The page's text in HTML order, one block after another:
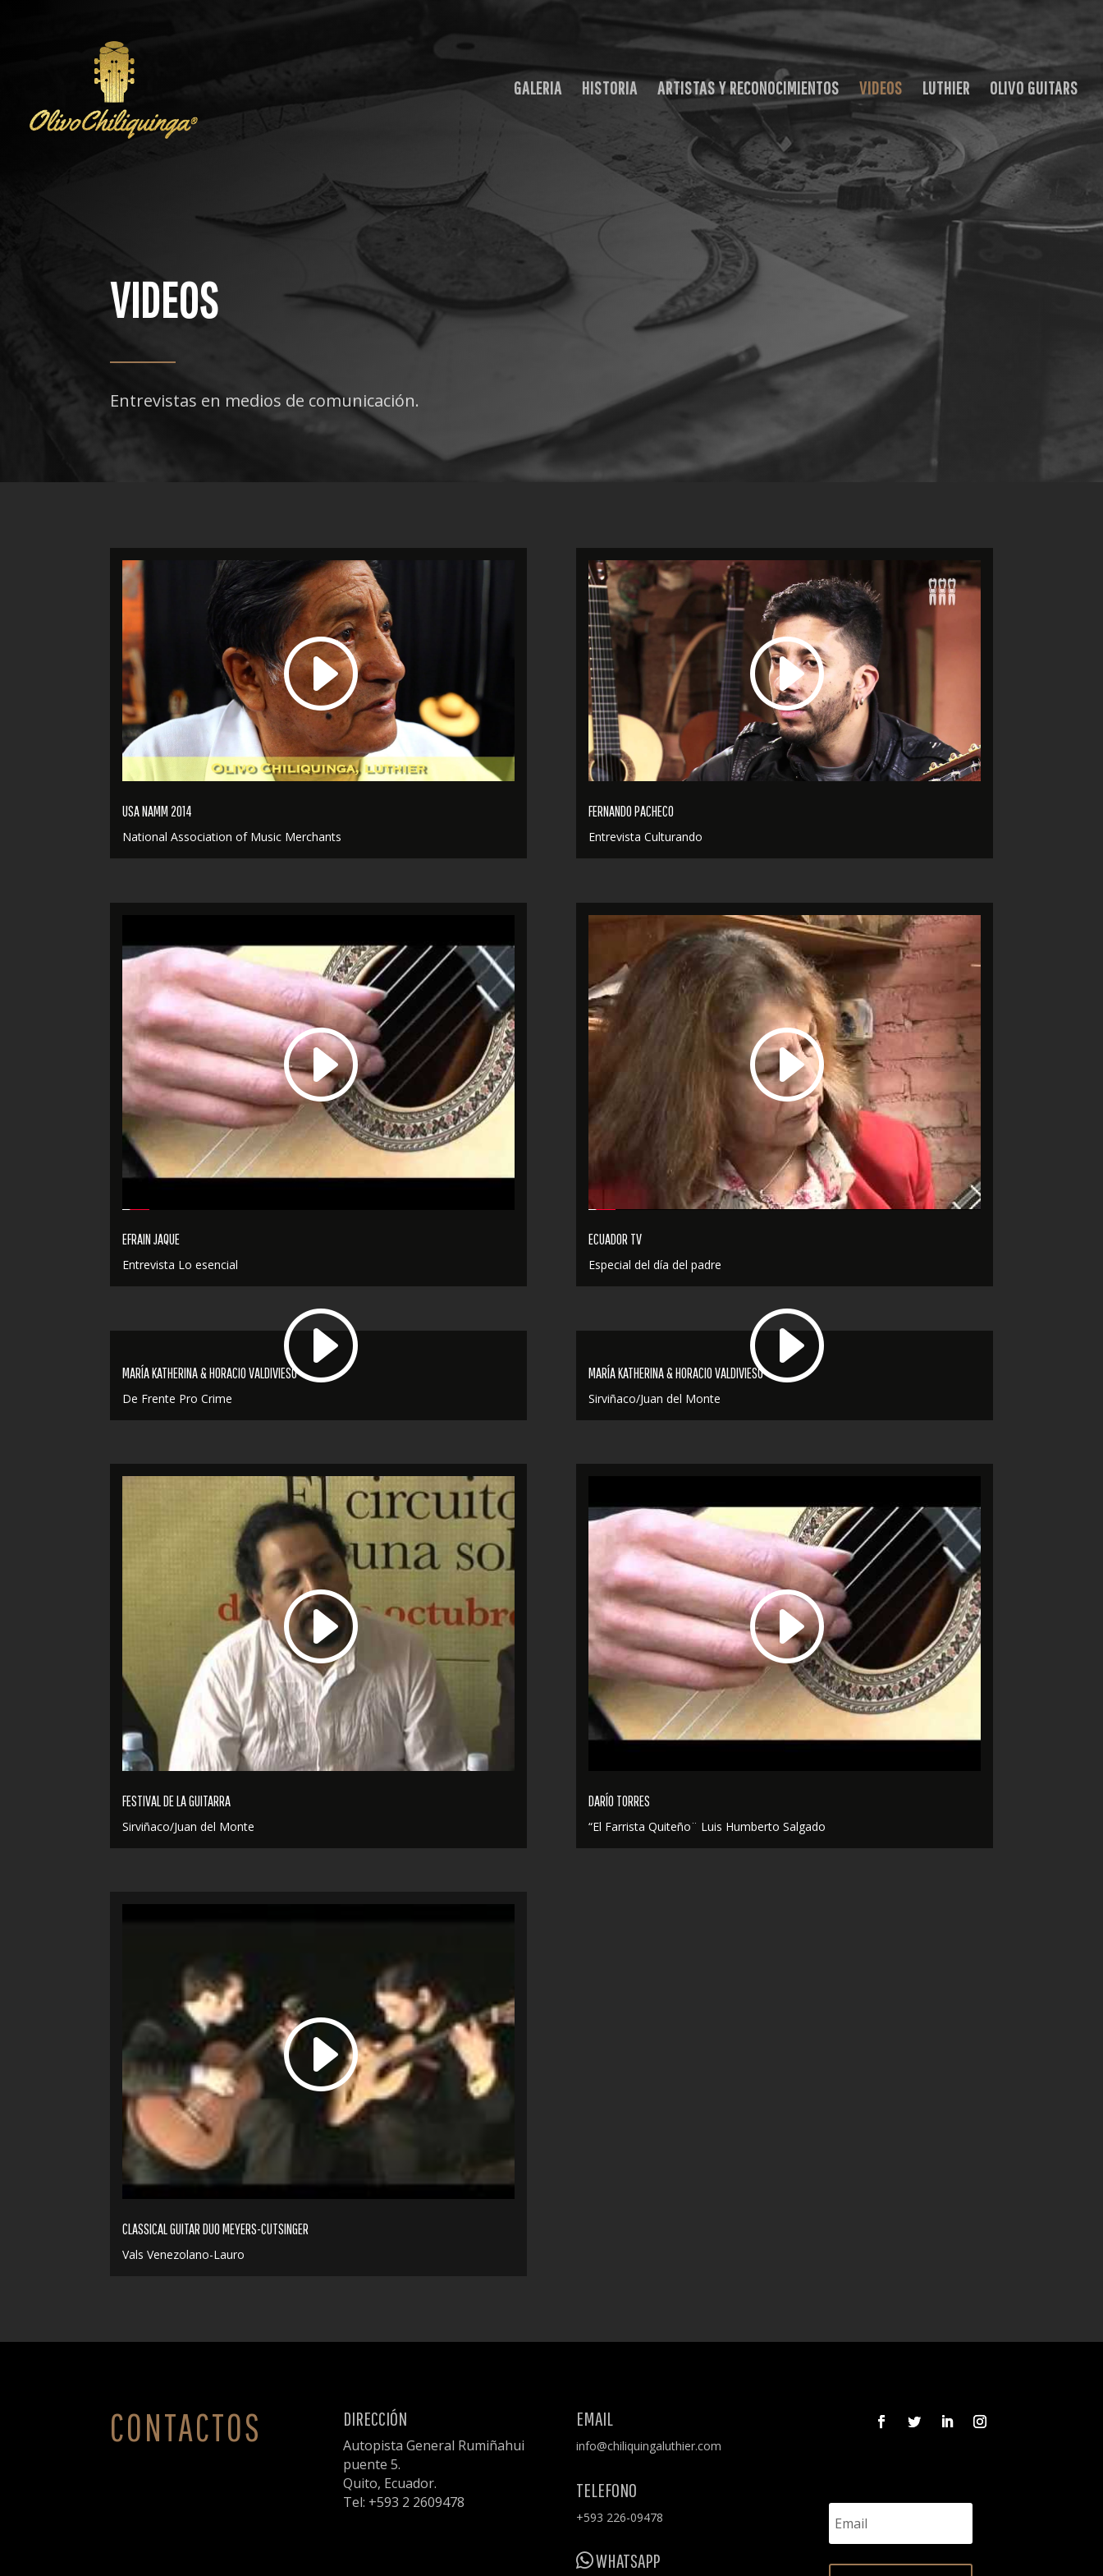
GALERIA HISTORIA ARTISTAS Y RECONOCIMIENTOS VIDEOS LUTHIER OLIVO GUITARS
VIDEOS
Entrevistas en medios de comunicación.
USA NAMM 2014
National Association of Music Merchants
FERNANDO PACHECO
Entrevista Culturando
EFRAIN JAQUE
Entrevista Lo esencial
ECUADOR TV
Especial del día del padre
MARÍA KATHERINA & HORACIO VALDIVIESO
De Frente Pro Crime
MARÍA KATHERINA & HORACIO VALDIVIESO
Sirviñaco/Juan del Monte
FESTIVAL DE LA GUITARRA
Sirviñaco/Juan del Monte
DARÍO TORRES
“El Farrista Quiteño¨ Luis Humberto Salgado
CLASSICAL GUITAR DUO MEYERS-CUTSINGER
Vals Venezolano-Lauro
CONTACTOS DIRECCIÓN
Autopista General Rumiñahui
puente 5.
Quito, Ecuador.
Tel: +593 2 2609478
EMAIL
info@chiliquingaluthier.com
TELEFONO
+593 226-09478
WHATSAPP